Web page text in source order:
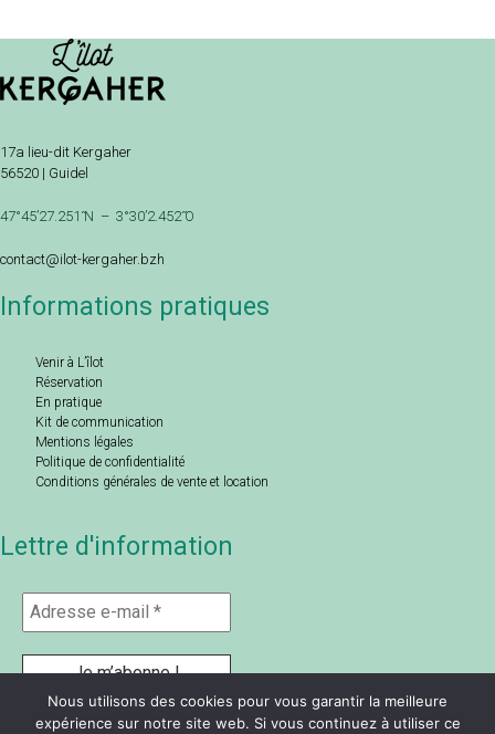
17a lieu-dit Kergaher
56520 | Guidel
47°45’27.251 ̋N – 3°30’2.452 ̋O
contact@ilot-kergaher.bzh
Informations pratiques
Venir à L’îlot
Réservation
En pratique
Kit de communication
Mentions légales
Politique de confidentialité
Conditions générales de vente et location
Lettre d'information
Nous utilisons des cookies pour vous garantir la meilleure
expérience sur notre site web. Si vous continuez à utiliser ce